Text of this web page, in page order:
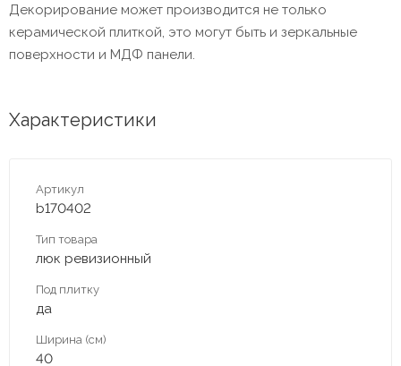
Декорирование может производится не только
керамической плиткой, это могут быть и зеркальные
поверхности и МДФ панели.
Характеристики
Артикул
b170402
Тип товара
люк ревизионный
Под плитку
да
Ширина (см)
40